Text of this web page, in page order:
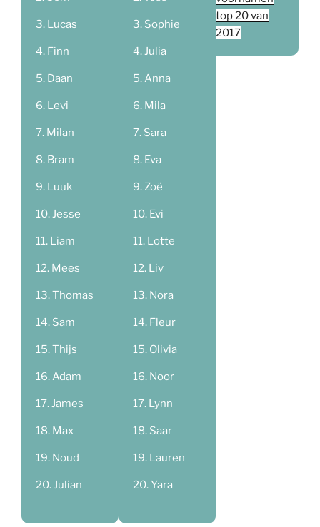
Lucas
Finn
Daan
Levi
Milan
Bram
Luuk
Jesse
Liam
Mees
Thomas
Sam
Thijs
Adam
James
Max
Noud
Julian
Sophie
Julia
Anna
Mila
Sara
Eva
Zoë
Evi
Lotte
Liv
Nora
Fleur
Olivia
Noor
Lynn
Saar
Lauren
Yara
top 20 van
2017